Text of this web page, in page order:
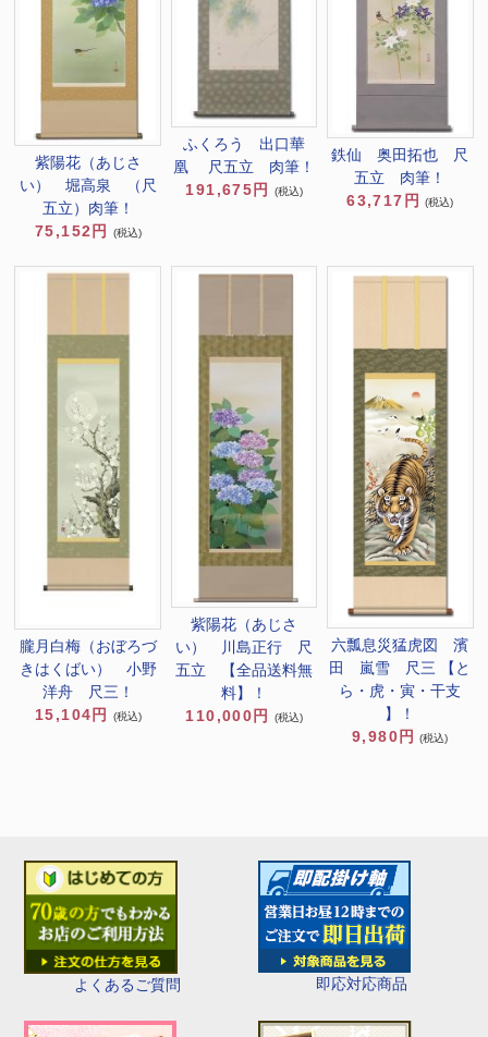
よくあるご質問 即応対応商品
紫陽花（あじさ
い） 堀高泉 （尺
五立）肉筆！
75,152円
(税込)
ふくろう 出口華
凰 尺五立 肉筆！
191,675円
(税込)
鉄仙 奥田拓也 尺
五立 肉筆！
63,717円
(税込)
朧月白梅（おぼろづ
きはくばい） 小野
洋舟 尺三！
15,104円
(税込)
紫陽花（あじさ
い） 川島正行 尺
五立 【全品送料無
料】！
110,000円
(税込)
六瓢息災猛虎図 濱
田 嵐雪 尺三 【と
ら・虎・寅・干支
】！
9,980円
(税込)